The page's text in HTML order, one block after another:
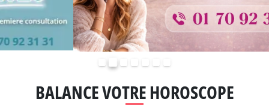
BALANCE VOTRE HOROSCOPE